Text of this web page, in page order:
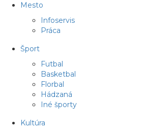
Mesto
Infoservis
Práca
Šport
Futbal
Basketbal
Florbal
Hádzaná
Iné športy
Kultúra